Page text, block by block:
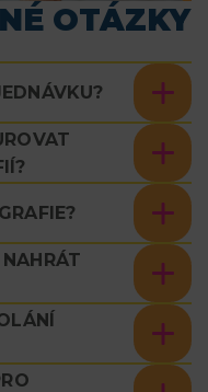
OTÁZKY